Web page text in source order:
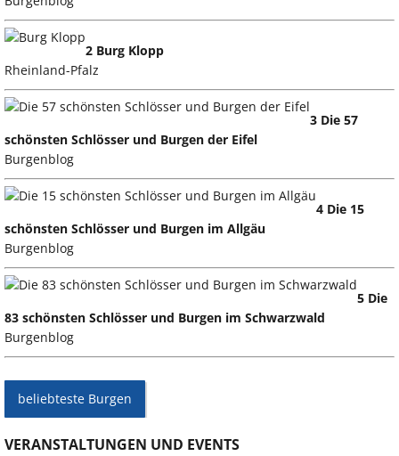
2 Burg Klopp
Rheinland-Pfalz
3 Die 57
schönsten Schlösser und Burgen der Eifel
Burgenblog
4 Die 15
schönsten Schlösser und Burgen im Allgäu
Burgenblog
5 Die
83 schönsten Schlösser und Burgen im Schwarzwald
Burgenblog
beliebteste Burgen
VERANSTALTUNGEN UND EVENTS